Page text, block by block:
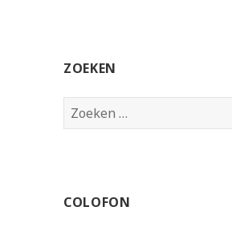
ZOEKEN
Zoeken
naar:
COLOFON